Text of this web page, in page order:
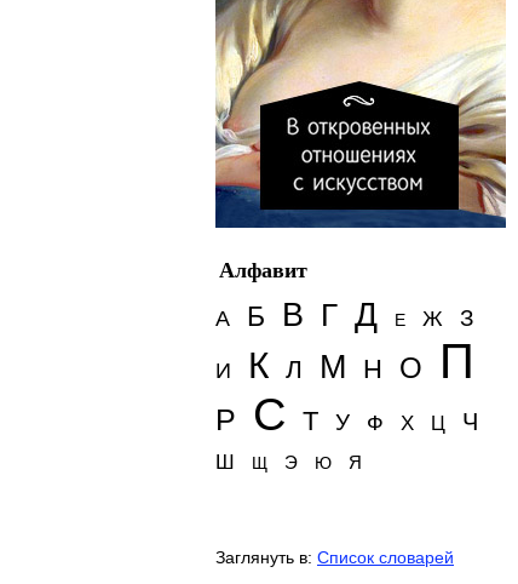
Алфавит
А
Б В Г Д Е Ж З
И К Л М Н О П
Р С Т У Ф Х Ц Ч
Ш Щ Э Ю Я
Заглянуть в: Список словарей